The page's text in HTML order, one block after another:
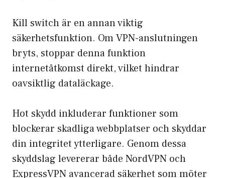
Kill switch är en annan viktig
säkerhetsfunktion. Om VPN-anslutningen
bryts, stoppar denna funktion
internetåtkomst direkt, vilket hindrar
oavsiktlig dataläckage.
Hot skydd inkluderar funktioner som
blockerar skadliga webbplatser och skyddar
din integritet ytterligare. Genom dessa
skyddslag levererar både NordVPN och
ExpressVPN avancerad säkerhet som möter